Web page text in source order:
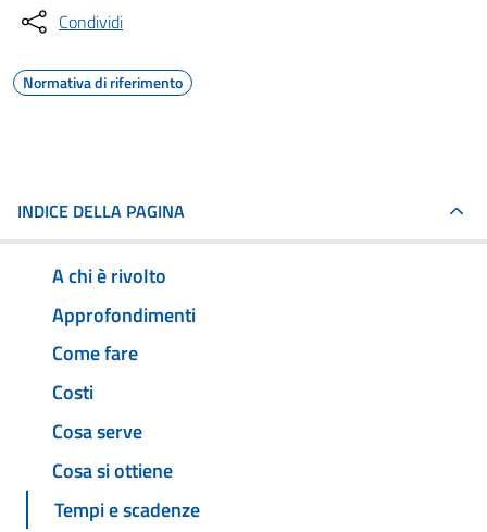
Condividi
Normativa di riferimento
INDICE DELLA PAGINA
A chi è rivolto
Approfondimenti
Come fare
Costi
Cosa serve
Cosa si ottiene
Tempi e scadenze